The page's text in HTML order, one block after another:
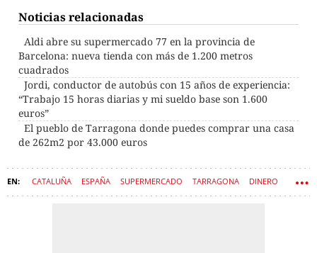
Noticias relacionadas
Aldi abre su supermercado 77 en la provincia de
Barcelona: nueva tienda con más de 1.200 metros
cuadrados
Jordi, conductor de autobús con 15 años de experiencia:
“Trabajo 15 horas diarias y mi sueldo base son 1.600
euros”
El pueblo de Tarragona donde puedes comprar una casa
de 262m2 por 43.000 euros
CATALUÑA ESPAÑA SUPERMERCADO TARRAGONA DINERO